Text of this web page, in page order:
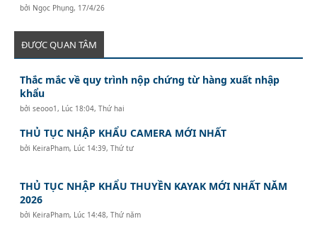
bởi Ngọc Phụng, 17/4/26
ĐƯỢC QUAN TÂM
Thắc mắc về quy trình nộp chứng từ hàng xuất nhập
khẩu
bởiseooo1 , Lúc 18:04, Thứ hai
THỦ TỤC NHẬP KHẨU CAMERA MỚI NHẤT
bởi KeiraPham, Lúc 14:39, Thứ tư
THỦ TỤC NHẬP KHẨU THUYỀN KAYAK MỚI NHẤT NĂM
2026
bởi KeiraPham, Lúc 14:48, Thứ năm